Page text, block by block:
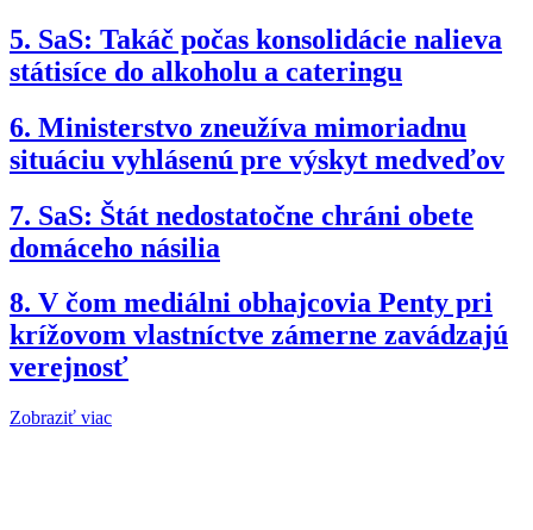
5. SaS: Takáč počas konsolidácie nalieva
státisíce do alkoholu a cateringu
6. Ministerstvo zneužíva mimoriadnu
situáciu vyhlásenú pre výskyt medveďov
7. SaS: Štát nedostatočne chráni obete
domáceho násilia
8. V čom mediálni obhajcovia Penty pri
krížovom vlastníctve zámerne zavádzajú
verejnosť
Zobraziť viac